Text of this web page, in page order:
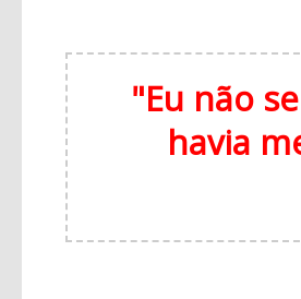
"Eu não
havia